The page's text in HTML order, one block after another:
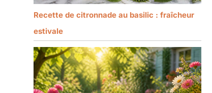
Recette de citronnade au basilic : fraîcheur
estivale